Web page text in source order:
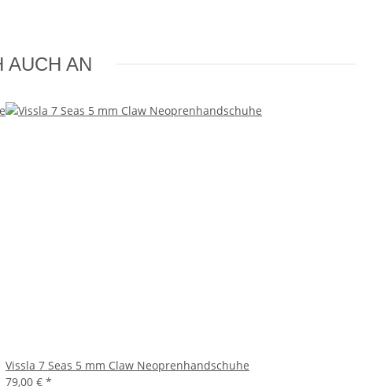
AUCH AN
Vissla 7 Seas 5 mm Claw Neoprenhandschuhe
79,00 € *